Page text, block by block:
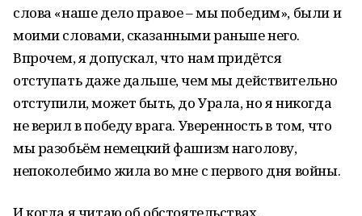
слова «наше дело правое – мы победим», были и
моими словами, сказанными раньше него.
Впрочем, я допускал, что нам придётся
отступать даже дальше, чем мы действительно
отступили, может быть, до Урала, но я никогда
не верил в победу врага. Уверенность в том, что
мы разобьём немецкий фашизм наголову,
непоколебимо жила во мне с первого дня войны.